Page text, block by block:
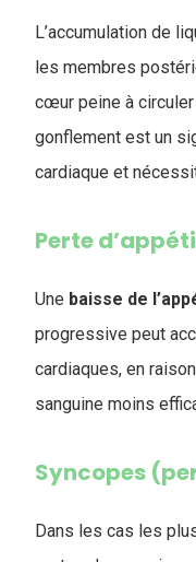
L’accumulation de
les membres
cœur peine à
gonflement est un
cardiaque et
Perte
Une baisse de
progressive peut
cardiaques, en
sanguine moins
Syncopes
Dans les cas les